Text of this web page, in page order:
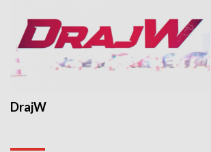
DrajW